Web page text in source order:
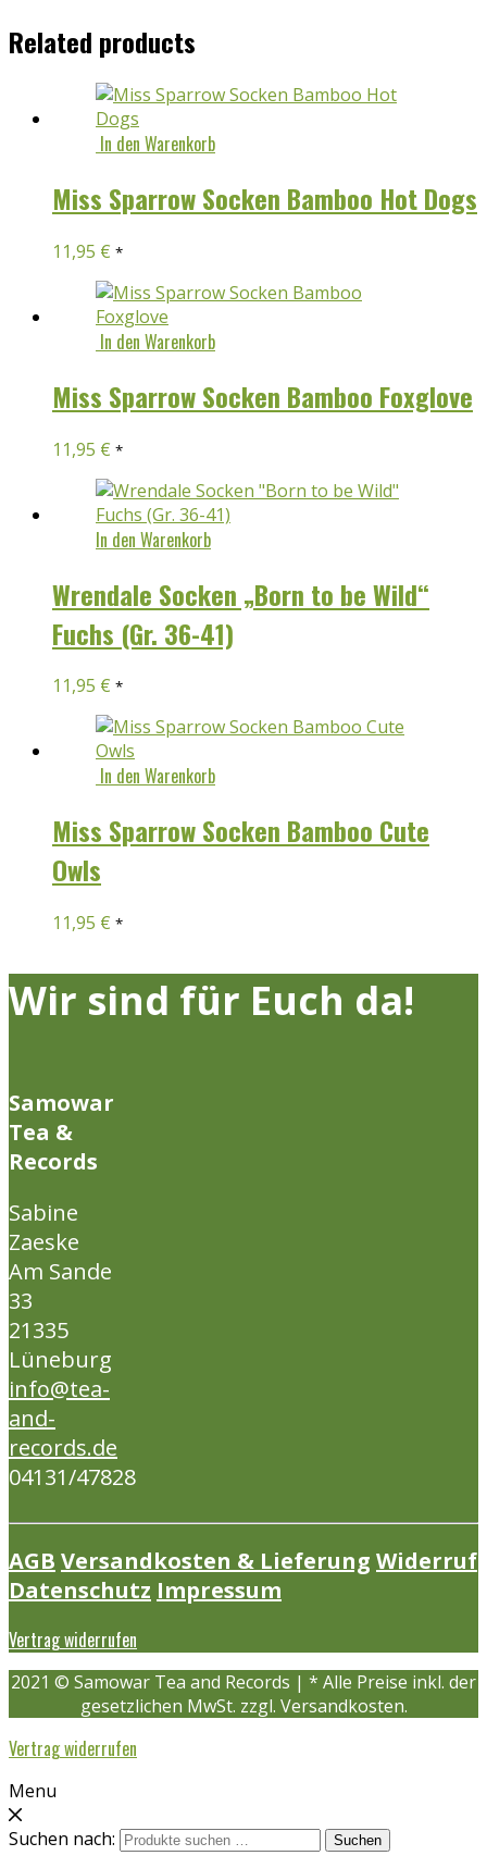
Related products
In den Warenkorb
Miss Sparrow Socken Bamboo Hot Dogs
11,95 € *
In den Warenkorb
Miss Sparrow Socken Bamboo Foxglove
11,95 € *
In den Warenkorb
Wrendale Socken „Born to be Wild“
Fuchs (Gr. 36-41)
11,95 € *
In den Warenkorb
Miss Sparrow Socken Bamboo Cute
Owls
11,95 € *
Wir sind für Euch da!
Samowar
Tea &
Records
Sabine
Zaeske
Am Sande
33
21335
Lüneburg
info@tea-
and-
records.de
04131/47828
AGB Versandkosten & Lieferung Widerruf
Datenschutz Impressum
Vertrag widerrufen
2021 © Samowar Tea and Records | * Alle Preise inkl. der
gesetzlichen MwSt. zzgl. Versandkosten.
Vertrag widerrufen
Menu
Suchen nach:
Suchen